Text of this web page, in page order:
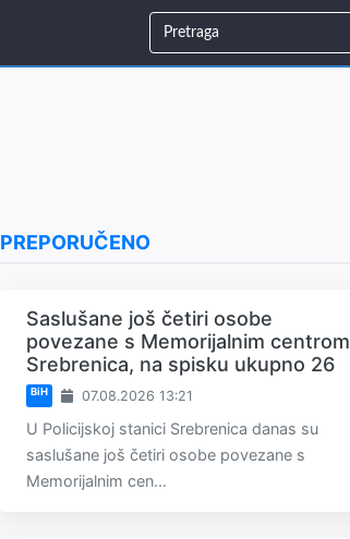
PREPORUČENO
Saslušane još četiri osobe
povezane s Memorijalnim centrom
Srebrenica, na spisku ukupno 26
BiH 07.08.2026 13:21
U Policijskoj stanici Srebrenica danas su
saslušane još četiri osobe povezane s
Memorijalnim cen...